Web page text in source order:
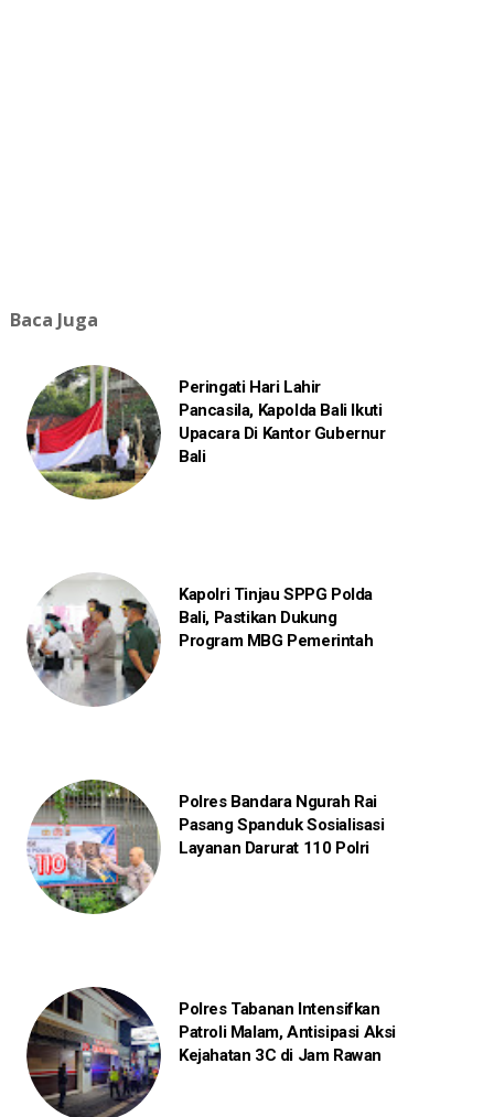
Baca Juga
Peringati Hari Lahir
Pancasila, Kapolda Bali Ikuti
Upacara Di Kantor Gubernur
Bali
Kapolri Tinjau SPPG Polda
Bali, Pastikan Dukung
Program MBG Pemerintah
Polres Bandara Ngurah Rai
Pasang Spanduk Sosialisasi
Layanan Darurat 110 Polri
Polres Tabanan Intensifkan
Patroli Malam, Antisipasi Aksi
Kejahatan 3C di Jam Rawan